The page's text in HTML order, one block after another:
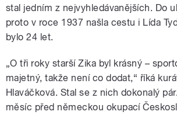
stal jedním z nejvyhledávanějších. Do
proto v roce 1937 našla cestu i Lída
bylo 24 let.
„O tři roky starší Zika byl krásný –
majetný, takže není co dodat,“ říká
Hlaváčková. Stal se z nich dokonalý
měsíc před německou okupací